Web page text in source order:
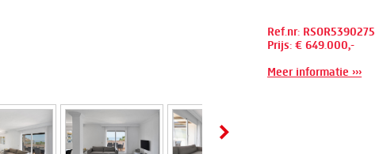
Ref.nr: RSOR5390275
Prijs: € 649.000,-
Meer informatie ›››